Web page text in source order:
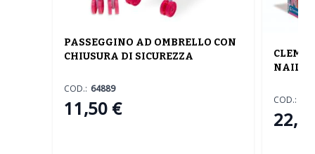
PASSEGGINO AD OMBRELLO CON
CHIUSURA DI SICUREZZA
11,50 €
COD.: 64889
NAIL
COD.: